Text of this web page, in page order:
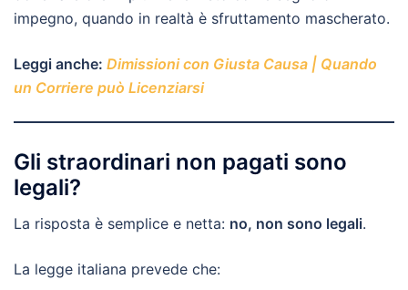
impegno, quando in realtà è sfruttamento mascherato.
Leggi anche: Dimissioni con Giusta Causa | Quando
un Corriere può Licenziarsi
Gli straordinari non pagati sono
legali?
La risposta è semplice e netta: no, non sono legali.
La legge italiana prevede che: